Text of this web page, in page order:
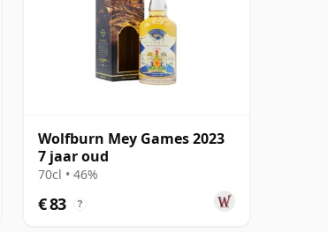
Wolfburn Mey Games 2023
7 jaar oud
70cl • 46%
€ 83 ?